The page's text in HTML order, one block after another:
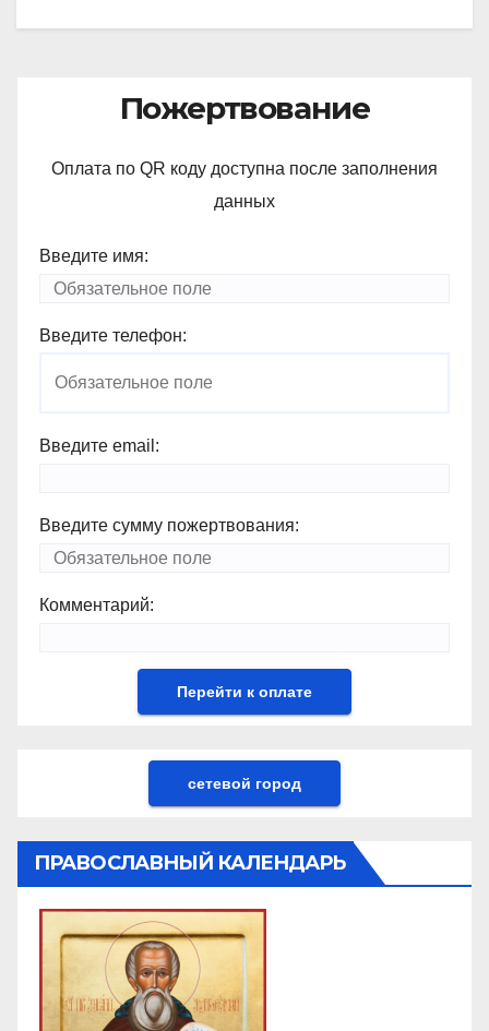
Пожертвование
Оплата по QR коду доступна после заполнения
данных
Введите имя:
Введите телефон:
Введите email:
Введите сумму пожертвования:
Комментарий:
сетевой город
ПРАВОСЛАВНЫЙ КАЛЕНДАРЬ